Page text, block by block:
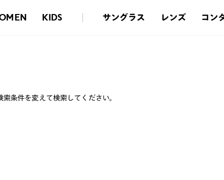
KIDS サングラス レンズ コン
条件を変えて検索してください。